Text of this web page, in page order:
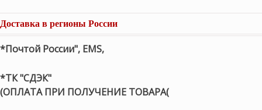
Доставка в регионы России
*Почтой России", EMS,
*ТК "СДЭК"
(ОПЛАТА ПРИ ПОЛУЧЕНИЕ ТОВАРА(